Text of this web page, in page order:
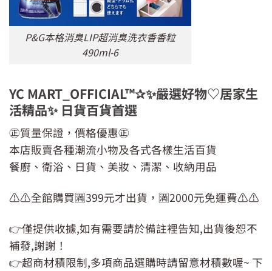
P&G本格消臭LIP超消臭洗衣香香粒
490ml-6
YC MART_OFFICIAL™✰✨嚴選好物♡居家生
活精品✨ 日貨百貨首選
㊣質量保證，價格優惠㊣
本店販賣各種潮流小物及各式各樣生活百貨
餐廚、衛浴、日貨、美妝、清潔、收納用品
⚠️⚠️全館購買🈵399元才出貨，🈵2000元免運費⚠️⚠️
👉僅提供收據,如有需要請於備註裡告知,出貨後恕不
補發,謝謝！
👉超商材積限制,多項商品選購時請留意材積數喔~ 下